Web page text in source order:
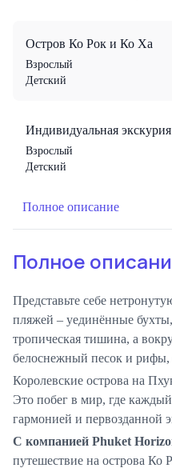
Остров Ко Рок и Ко Ха
Взрослый
Детский
Индивидуальная
Взрослый
Детский
Полное описание
Полное
Представьте себе
пляжей – уединённые
тропическая тишина, а
белоснежный песок и рифы,
Королевские острова на
Это побег в мир, где
гармонией и первозданной
С компанией Phuket
путешествие на острова Ко